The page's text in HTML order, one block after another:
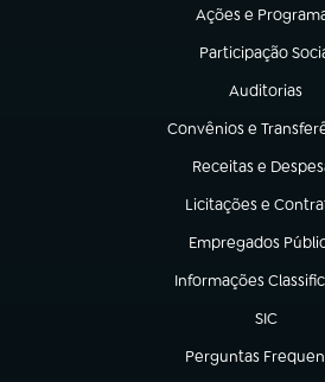
Ações e
(abre em nova
Participação
(abre em nova
Auditorias
(abre em
Convênios e
(abre em nova aba)
Receitas e
(abre em nova
Licitações e
(abre em nova aba)
Empregados
(abre em nova aba)
Informações
(abre em nova aba)
SIC
(abre em
Perguntas
(abre em nova aba)